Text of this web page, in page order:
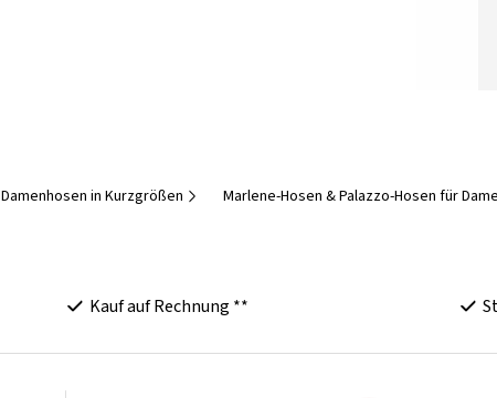
Damenhosen in Kurzgrößen Marlene-Hosen & Palazzo-Hosen für
Kauf auf Rechnung **